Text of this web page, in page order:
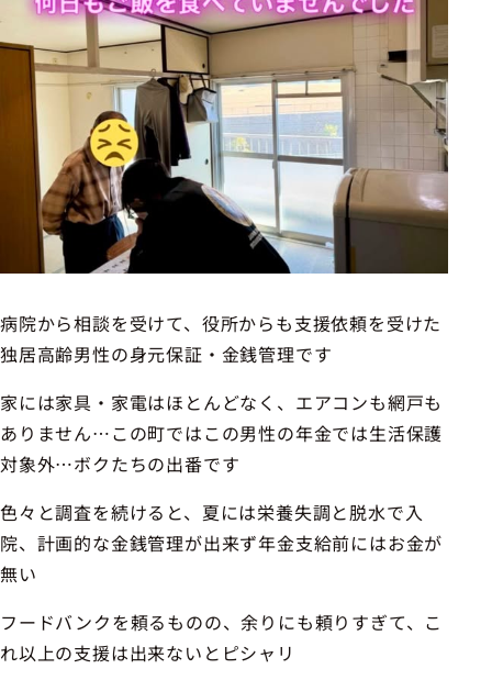
病院から相談を受けて、役所からも支援依頼を受けた
独居高齢男性の身元保証・金銭管理です
家には家具・家電はほとんどなく、エアコンも網戸も
ありません…この町ではこの男性の年金では生活保護
対象外…ボクたちの出番です
色々と調査を続けると、夏には栄養失調と脱水で入
院、計画的な金銭管理が出来ず年金支給前にはお金が
無い
フードバンクを頼るものの、余りにも頼りすぎて、こ
れ以上の支援は出来ないとピシャリ